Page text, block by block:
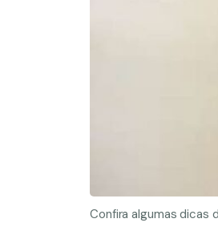
Confira algumas dicas